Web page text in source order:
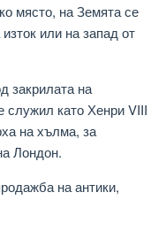
място, на Земята се
или на запад от
закрилата на
като Хенри VIII
на хълма, за
Лондон.
на антики,